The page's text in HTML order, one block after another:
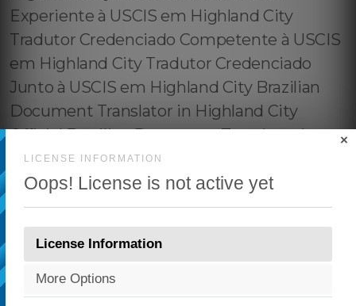
LICENSE INFORMATION
Oops! License is not active yet
×
License Information
More Options